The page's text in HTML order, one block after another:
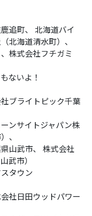
追町、 北海道バイ
北海道清水町）、
株式会社フチガミ
ないよ！
ブライトピック千葉
ンサイトジャパン株
、
山武市、 株式会社
武市）
タウン
社日田ウッドパワー